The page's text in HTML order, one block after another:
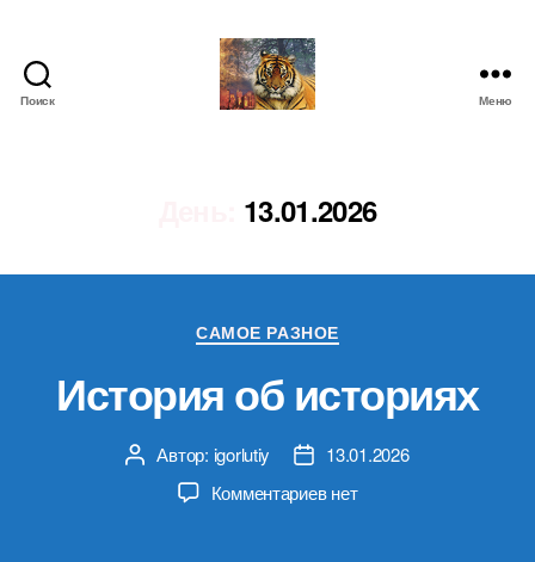
Поиск Меню
13.01.2026
Рубрики
САМОЕ РАЗНОЕ
История об историях
Автор
записи
Автор: igorlutiy
Дата13.01.2026
Комментариевк
нет